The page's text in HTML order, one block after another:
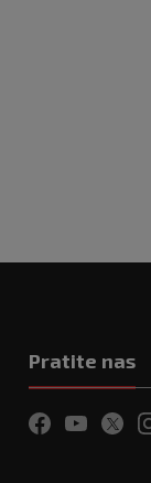
Pratite nas